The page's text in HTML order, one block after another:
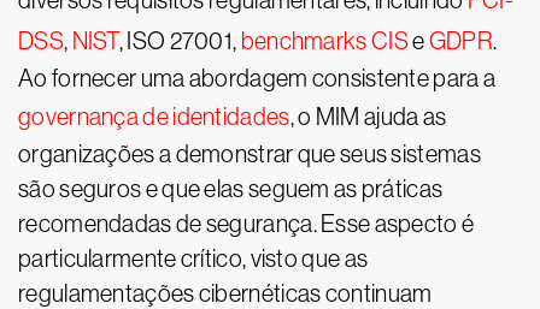
DSS, NIST, ISO 27001, benchmarks CISeGDPR.
Ao fornecer uma abordagem consistente para a
governança de identidades, o MIM ajuda as
organizações a demonstrar que seus sistemas
são seguros e que elas seguem as práticas
recomendadas de segurança. Esse aspecto é
particularmente crítico, visto que as
regulamentações cibernéticas continuam